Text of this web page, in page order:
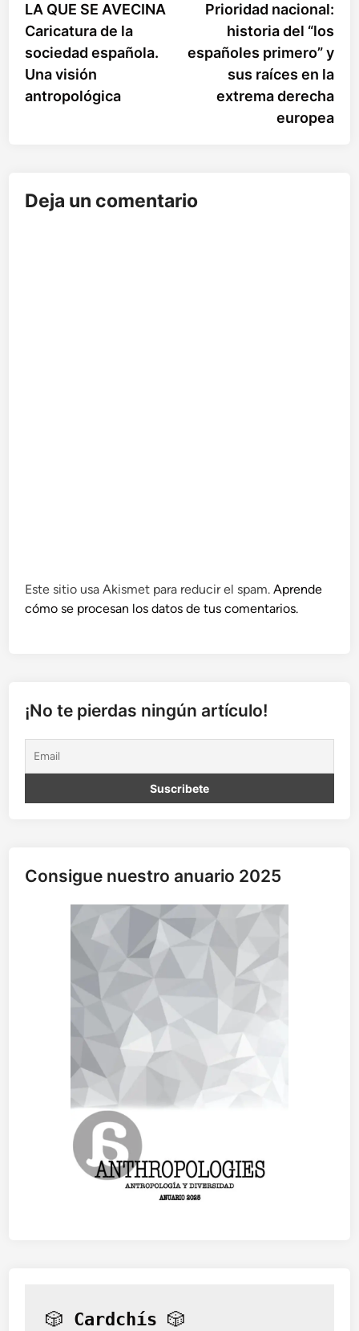
de
entradas
anterior:
LA QUE SE AVECINA
Caricatura de la
sociedad española.
Una visión
antropológica
Prioridad nacional:
historia del “los
españoles primero” y
sus raíces en la
extrema derecha
europea
Deja un comentario
Este sitio usa Akismet para reducir el spam.Aprende
cómo se procesan los datos de tus comentarios.
¡No te pierdas ningún artículo!
Consigue nuestro anuario 2025
🎲 Cardchís 🎲